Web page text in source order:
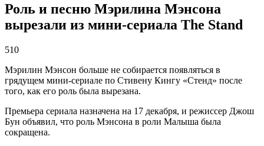
Роль и песню Мэрилина Мэнсона
вырезали из мини-сериала The Stand
510
Мэрилин Мэнсон больше не собирается появляться в
грядущем мини-сериале по Стивену Кингу «Стенд» после
того, как его роль была вырезана.
Премьера сериала назначена на 17 декабря, и режиссер Джош
Бун объявил, что роль Мэнсона в роли Малыша была
сокращена.